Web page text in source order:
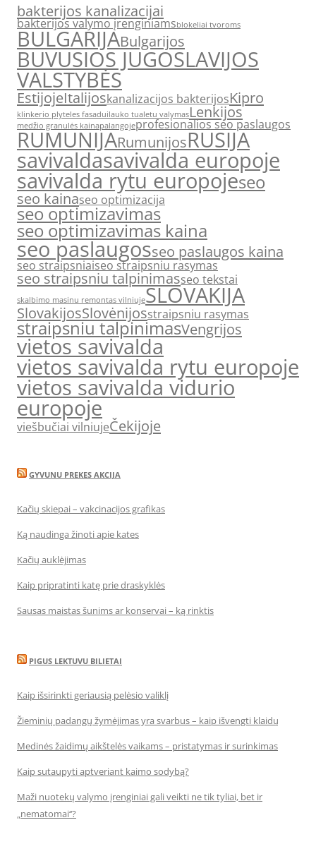
bakterijos kanalizacijai
bakterijos valymo įrenginiamsblokeliai tvoroms
BULGARIJABulgarijos
BUVUSIOS JUGOSLAVIJOS
VALSTYBĖS
EstijojeItalijoskanalizacijos bakterijosKipro
klinkerio plyteles fasaduilauko tualetu valymasLenkijos
medžio granulės kainapalangojeprofesionalios seo paslaugos
RUMUNIJARumunijosRUSIJA
savivaldasavivalda europoje
savivalda rytu europojeseo
seo kainaseo optimizacija
seo optimizavimas
seo optimizavimas kaina
seo paslaugosseo paslaugos kaina
seo straipsniaiseo straipsniu rasymas
seo straipsniu talpinimasseo tekstai
skalbimo masinu remontas vilniujeSLOVAKIJA
SlovakijosSlovėnijosstraipsniu rasymas
straipsniu talpinimasVengrijos
vietos savivalda
vietos savivalda rytu europoje
vietos savivalda vidurio
europoje
viešbučiai vilniujeČekijoje
GYVUNU PREKES AKCIJA
Kačių skiepai – vakcinacijos grafikas
Ką naudinga žinoti apie kates
Kačių auklėjimas
Kaip pripratinti katę prie draskyklės
Sausas maistas šunims ar konservai – ką rinktis
PIGUS LEKTUVU BILIETAI
Kaip išsirinkti geriausią pelėsio valiklį
Žieminių padangų žymėjimas yra svarbus – kaip išvengti klaidų
Medinės žaidimų aikštelės vaikams – pristatymas ir surinkimas
Kaip sutaupyti aptveriant kaimo sodybą?
Maži nuotekų valymo įrenginiai gali veikti ne tik tyliai, bet ir
„nematomai‘‘?